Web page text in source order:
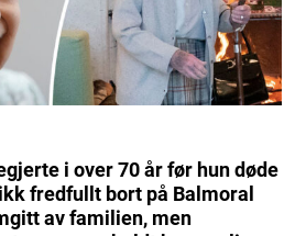
i over 70 år før hun døde
fredfullt bort på Balmoral
av familien, men